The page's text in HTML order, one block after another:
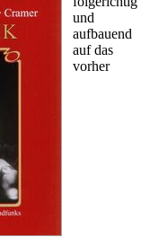
und
aufbauend
auf das
vorher